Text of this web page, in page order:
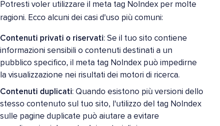
Potresti voler utilizzare il meta tag NoIndex per molte
ragioni. Ecco alcuni dei casi d'uso più comuni:
Contenuti privati o riservati: Se il tuo sito contiene
informazioni sensibili o contenuti destinati a un
pubblico specifico, il meta tag NoIndex può impedirne
la visualizzazione nei risultati dei motori di ricerca.
Contenuti duplicati: Quando esistono più versioni dello
stesso contenuto sul tuo sito, l'utilizzo del tag NoIndex
sulle pagine duplicate può aiutare a evitare